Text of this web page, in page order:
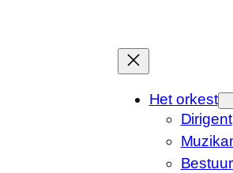
Het orkest
Dirigent
Bestuur